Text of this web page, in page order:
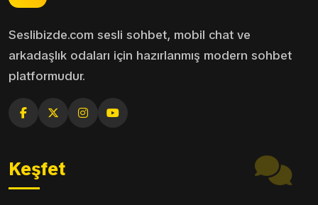
Seslibizde.com sesli sohbet, mobil chat ve
arkadaşlık odaları için hazırlanmış modern sohbet
platformudur.
Keşfet